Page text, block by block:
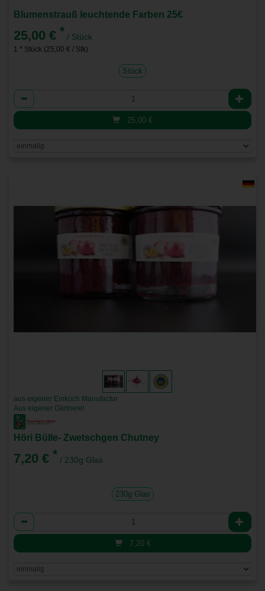
Blumenstrauß leuchtende Farben 25€
25,00 € * / Stück
1 * Stück (25,00 € / Stk)
Stück
Anzahl
25,00 €
aus eigener Einkoch Manufactur
Aus eigener Gärtnerei
Höri Bülle- Zwetschgen Chutney
7,20 € * / 230g Glas
230g Glas
Anzahl
7,20 €